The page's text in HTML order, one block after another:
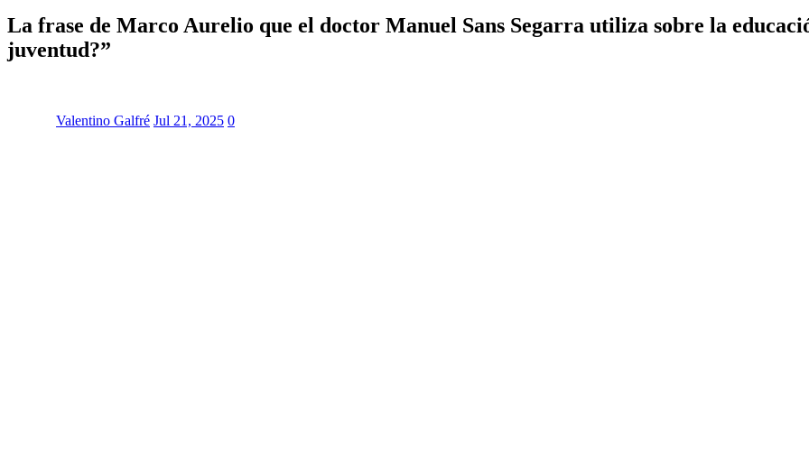
La frase de Marco Aurelio que el doctor Manuel Sans Segarra utiliza sobre la
juventud?”
Valentino Galfré Jul 21, 2025 0